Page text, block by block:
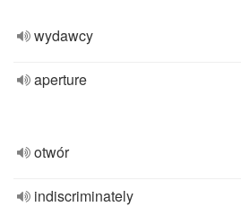
wydawcy
aperture
otwór
indiscriminately